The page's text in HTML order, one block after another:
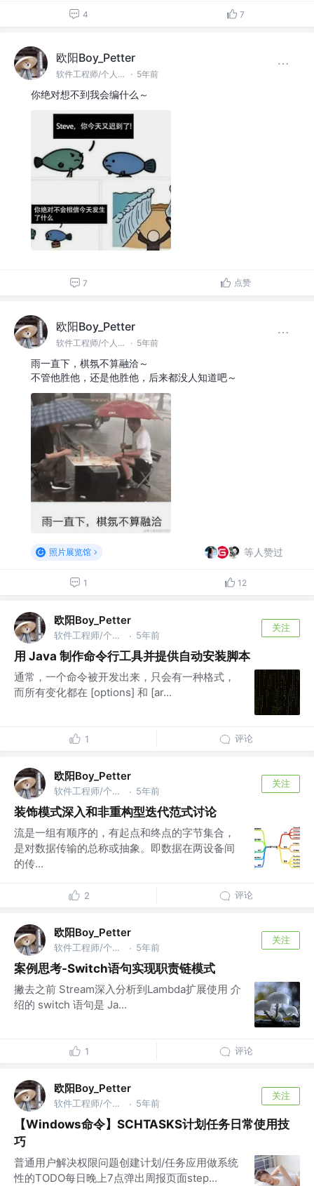
4 7
欧阳Boy_Petter
软件工程师/个人开发者 @网易 · 5年前
你绝对想不到我会编什么～
7 点赞
欧阳Boy_Petter
软件工程师/个人开发者 @网易 · 5年前
雨一直下，棋氛不算融洽～
不管他胜他，还是他胜他，后来都没人知道吧～
照片展览馆 等人赞过
1 12
欧阳Boy_Petter
软件工程师/个人开发者 @网易 · 5年前
关注
用 Java 制作命令行工具并提供自动安装脚本
通常，一个命令被开发出来，只会有一种格式，
而所有变化都在 [options] 和 [ar...
1 评论
欧阳Boy_Petter
软件工程师/个人开发者 @网易 · 5年前
关注
装饰模式深入和非重构型迭代范式讨论
流是一组有顺序的，有起点和终点的字节集合，
是对数据传输的总称或抽象。即数据在两设备间
的传...
2 评论
欧阳Boy_Petter
软件工程师/个人开发者 @网易 · 5年前
关注
案例思考-Switch语句实现职责链模式
撇去之前 Stream深入分析到Lambda扩展使用 介
绍的 switch 语句是 Ja...
1 评论
欧阳Boy_Petter
软件工程师/个人开发者 @网易 · 5年前
关注
【Windows命令】SCHTASKS计划任务日常使用技
巧
普通用户解决权限问题创建计划/任务应用做系统
性的TODO每日晚上7点弹出周报页面step...